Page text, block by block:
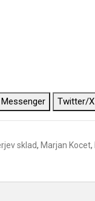
Messenger Twitter/X
sklad, Marjan Kocet,